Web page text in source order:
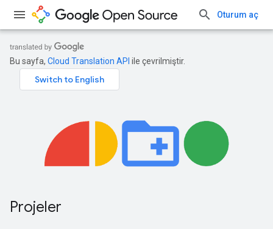
Oturum aç
Bu sayfa, Cloud Translation API ile çevrilmiştir.
Projeler